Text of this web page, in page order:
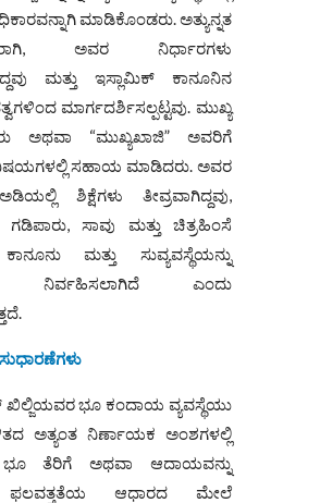
ಮಾಡಿಕೊಂಡರು. ಅತ್ಯುನ್ನತ
ಅವರ ನಿರ್ಧಾರಗಳು
ಮತ್ತು ಇಸ್ಲಾಮಿಕ್ ಕಾನೂನಿನ
ಮಾರ್ಗದರ್ಶಿಸಲ್ಪಟ್ಟವು. ಮುಖ್ಯ
ಅಥವಾ “ಮುಖ್ಯಖಾಜಿ” ಅವರಿಗೆ
ಸಹಾಯ ಮಾಡಿದರು. ಅವರ
ಶಿಕ್ಷೆಗಳು ತೀವ್ರವಾಗಿದ್ದವು,
ಗಡಿಪಾರು, ಸಾವು ಮತ್ತು ಚಿತ್ರಹಿಂಸೆ
ಮತ್ತು ಸುವ್ಯವಸ್ಥೆಯನ್ನು
ನಿರ್ವಹಿಸಲಾಗಿದೆ ಎಂದು
ಖಿಲ್ಜಿಯವರ ಭೂ ಕಂದಾಯ ವ್ಯವಸ್ಥೆಯು
ಅತ್ಯಂತ ನಿರ್ಣಾಯಕ ಅಂಶಗಳಲ್ಲಿ
ಭೂ ತೆರಿಗೆ ಅಥವಾ ಆದಾಯವನ್ನು
ಆಧಾರದ ಮೇಲೆ